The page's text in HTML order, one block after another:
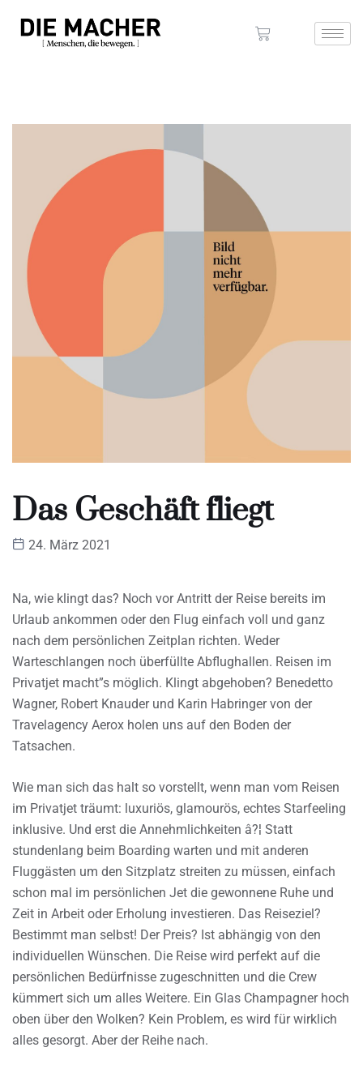
Das Geschäft fliegt
24. März 2021
Na, wie klingt das? Noch vor Antritt der Reise bereits im
Urlaub ankommen oder den Flug einfach voll und ganz
nach dem persönlichen Zeitplan richten. Weder
Warteschlangen noch überfüllte Abflughallen. Reisen im
Privatjet macht”s möglich. Klingt abgehoben? Benedetto
Wagner, Robert Knauder und Karin Habringer von der
Travelagency Aerox holen uns auf den Boden der
Tatsachen.
Wie man sich das halt so vorstellt, wenn man vom Reisen
im Privatjet träumt: luxuriös, glamourös, echtes Starfeeling
inklusive. Und erst die Annehmlichkeiten â?¦ Statt
stundenlang beim Boarding warten und mit anderen
Fluggästen um den Sitzplatz streiten zu müssen, einfach
schon mal im persönlichen Jet die gewonnene Ruhe und
Zeit in Arbeit oder Erholung investieren. Das Reiseziel?
Bestimmt man selbst! Der Preis? Ist abhängig von den
individuellen Wünschen. Die Reise wird perfekt auf die
persönlichen Bedürfnisse zugeschnitten und die Crew
kümmert sich um alles Weitere. Ein Glas Champagner hoch
oben über den Wolken? Kein Problem, es wird für wirklich
alles gesorgt. Aber der Reihe nach.